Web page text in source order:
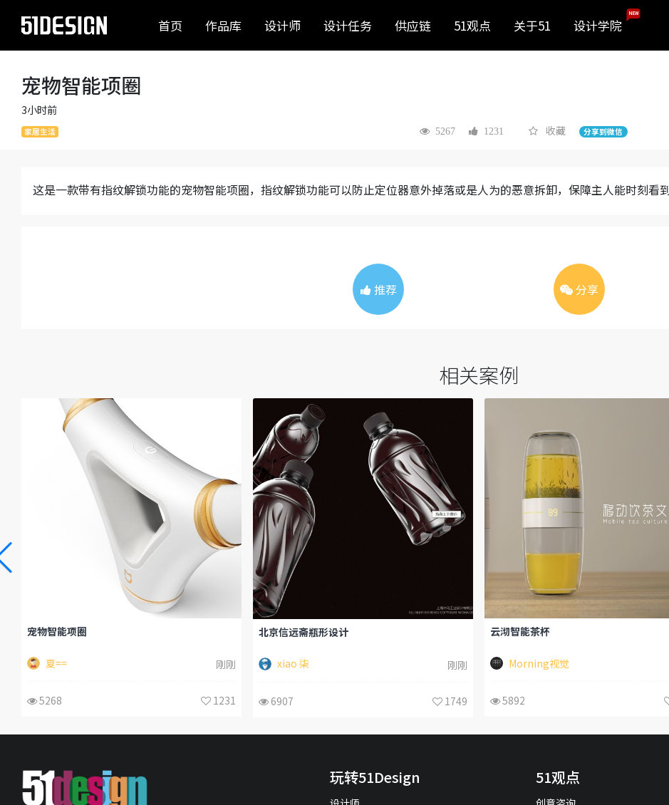
首页 作品库 设计师 设计任务 供应链 51观点 关于51 设计学院
NEW
宠物智能项圈
3小时前
家居生活 5267 1231 收藏 分享到微信
这是一款带有指纹解锁功能的宠物智能项圈，指纹解锁功能可以防止定位器意外掉落或是人为的恶意拆卸，保障主人能时刻看
推荐 分享
相关案例
宠物智能项圈
夏== 刚刚
5268 1231
北京信远斋瓶形设计
xiao 柒 刚刚
6907 1749
云沏智能茶杯
Morning视觉
5892
玩转51Design 51观点